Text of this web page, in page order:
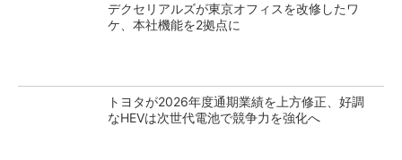
デクセリアルズが東京オフィスを改修したワ
ケ、本社機能を2拠点に
トヨタが2026年度通期業績を上方修正、好調
なHEVは次世代電池で競争力を強化へ